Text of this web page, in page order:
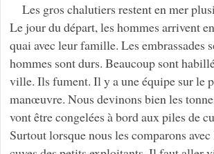
Les gros chalutiers restent en mer
Le jour du départ, les hommes arrivent
quai avec leur famille. Les embrassades
hommes sont durs. Beaucoup sont
ville. Ils fument. Il y a une équipe sur le
manœuvre. Nous devinons bien les
vont être congelées à bord aux piles de
Surtout lorsque nous les comparons